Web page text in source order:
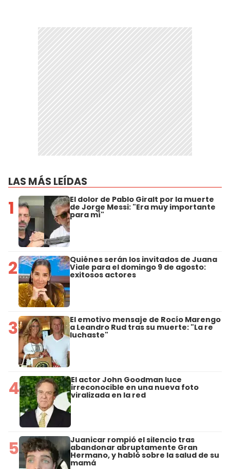
LAS MÁS LEÍDAS
1 El dolor de Pablo Giralt por la muerte
de Jorge Messi: "Era muy importante
para mí"
2 Quiénes serán los invitados de Juana
Viale para el domingo 9 de agosto:
exitosos actores
3 El emotivo mensaje de Rocío Marengo
a Leandro Rud tras su muerte: "La re
luchaste"
4 El actor John Goodman luce
irreconocible en una nueva foto
viralizada en la red
5 Juanicar rompió el silencio tras
abandonar abruptamente Gran
Hermano, y habló sobre la salud de su
mamá